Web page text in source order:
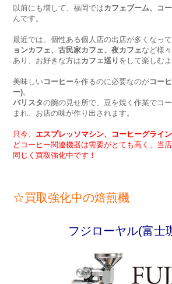
以前にも増して、福岡ではカフェブーム、コ
んです。
最近では、個性ある個人店の出店が多くなって
ョンカフェ、古民家カフェ、夜カフェなど様
あり、お好きな方はカフェ巡り をして楽しむよ
美味しいコーヒーを作るのに必要なのがコー
ー)。
バリスタの腕の見せ所で、豆を焼く作業でコ
まれ、お店の味が作り出されます。
只今、 エスプレッソマシン、コーヒーグライ
どコーヒー関連機器は需要がとても高く、当
同じく買取強化中です！
☆買取強化中の焙煎機
フジローヤル(富士